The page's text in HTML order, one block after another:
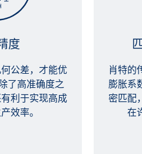
度
公差，才能优
了高准确度之
利于实现高成
效率。
肖特的
膨胀系
密匹配
在